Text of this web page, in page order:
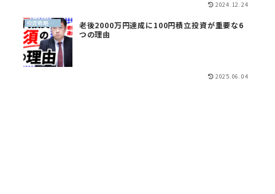
2024.12.24
投資戦略（全世界投資）
老後2000万円達成に100円積立投資が重要な6
つの理由
2025.06.04